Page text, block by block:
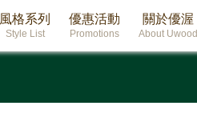
風格系列
Style List
優惠活動
Promotions
關於優渥
About Uwood